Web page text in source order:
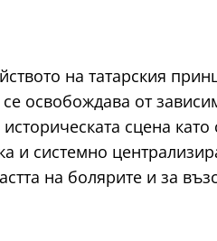
на татарския
освобождава от
сцена като
и системно
на болярите и за